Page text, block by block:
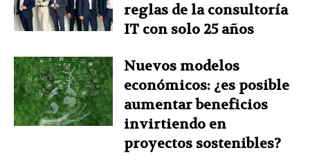
reglas de la consultoría
IT con solo 25 años
Nuevos modelos
económicos: ¿es posible
aumentar beneficios
invirtiendo en
proyectos sostenibles?